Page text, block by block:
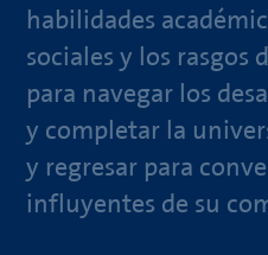
habilidades
sociales y los rasgos
para navegar los
y completar la
y regresar para
influyentes de su